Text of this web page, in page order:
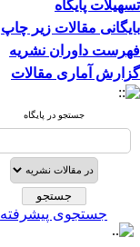
تسهیلات پایگاه
بایگانی مقالات زیر چاپ
فهرست داوران نشریه
گزارش آماری مقالات
جستجو در پایگاه
جستجوی پیشرفته